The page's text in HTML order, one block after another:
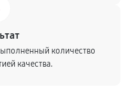
количество
качества.